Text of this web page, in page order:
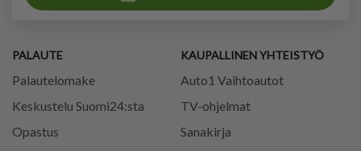
PALAUTE
Palautelomake
Keskustelu Suomi24:sta
Opastus
KAUPALLINEN YHTEISTYÖ
Auto1 Vaihtoautot
TV-ohjelmat
Sanakirja